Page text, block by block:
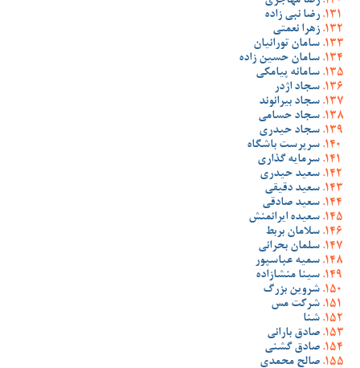
رضا نبی زاده
زهرا نعمتی
سامان تورانیان
سامان حسین زاده
سامانه پیامکی
سجاد اژدر
سجاد بیرانوند
سجاد حسامی
سجاد حیدری
سرپرست باشگاه
سرمایه گذاری
سعید حیدری
سعید دقیقی
سعید صادقی
سعیده ایرانمنش
سلامان بربط
سلمان بحرانی
سمیه عباسپور
سینا منشازاده
شروین بزرگ
شرکت مس
شنا
صادق بارانی
صادق گشنی
صالح محمدی